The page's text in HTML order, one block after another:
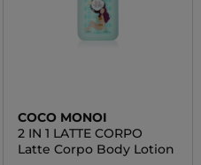
COCO MONOI
2 IN 1 LATTE CORPO
Latte Corpo Body Lotion